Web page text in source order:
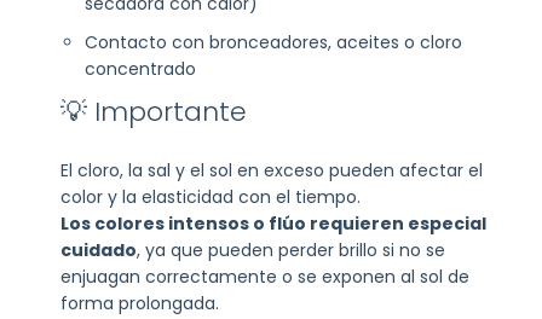
Contacto con bronceadores, aceites o cloro
concentrado
💡 Importante
El cloro, la sal y el sol en exceso pueden afectar el
color y la elasticidad con el tiempo.
Los colores intensos o flúo requieren especial
cuidado, ya que pueden perder brillo si no se
enjuagan correctamente o se exponen al sol de
forma prolongada.